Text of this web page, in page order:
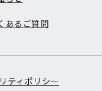
あるご質問
ティポリシー